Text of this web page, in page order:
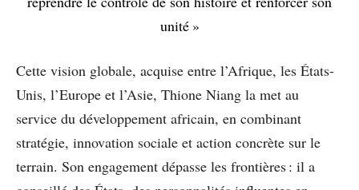
unité »
Cette vision globale, acquise entre l’Afrique, les États-
Unis, l’Europe et l’Asie, Thione Niang la met au
service du développement africain, en combinant
stratégie, innovation sociale et action concrète sur le
terrain. Son engagement dépasse les frontières : il a